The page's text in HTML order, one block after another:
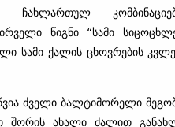
წიგნი “სამი
სამი ქალის ცხოვრების
ძველი ბალტიმორელი
შორის ახალი ძალით